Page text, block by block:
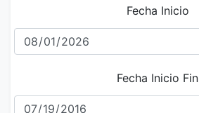
Fecha Inicio
Fecha Inicio Fin